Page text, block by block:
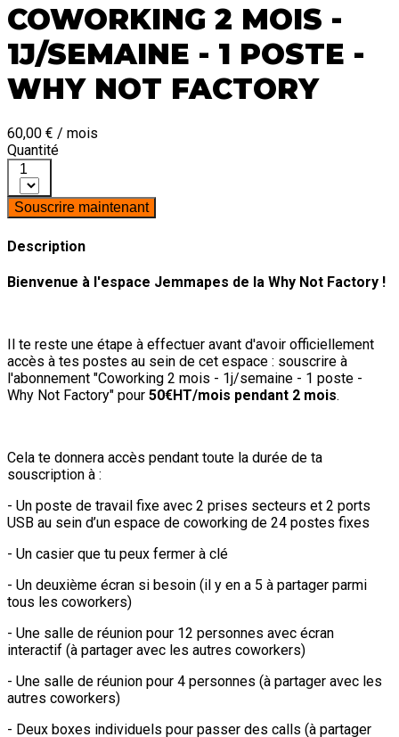
COWORKING 2 MOIS -
1J/SEMAINE - 1 POSTE -
WHY NOT FACTORY
60,00 € / mois
Quantité
1
Souscrire maintenant
Description
Bienvenue à l'espace Jemmapes de la Why Not Factory !
Il te reste une étape à effectuer avant d'avoir officiellement
accès à tes postes au sein de cet espace : souscrire à
l'abonnement "Coworking 2 mois - 1j/semaine - 1 poste -
Why Not Factory" pour 50€HT/mois pendant 2 mois.
Cela te donnera accès pendant toute la durée de ta
souscription à :
- Un poste de travail fixe avec 2 prises secteurs et 2 ports
USB au sein d’un espace de coworking de 24 postes fixes
- Un casier que tu peux fermer à clé
- Un deuxième écran si besoin (il y en a 5 à partager parmi
tous les coworkers)
- Une salle de réunion pour 12 personnes avec écran
interactif (à partager avec les autres coworkers)
- Une salle de réunion pour 4 personnes (à partager avec les
autres coworkers)
- Deux boxes individuels pour passer des calls (à partager